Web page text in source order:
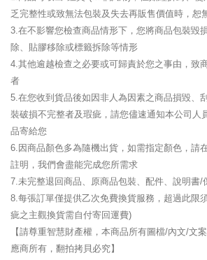
乏完整性或致無法包裝及失去再販售價值時，恕
3.在不影響您檢查商品情形下，您將商品包裝毀
除、貼膠移除或標籤拆除等情形
4.其他逾越檢查之必要或可歸責於您之事由，致
者
5.在您收到貨品後如因非人為因素之商品損毀、
裝破損不完整者及瑕疵，請您儘速通知本公司人
品寄給您
6.因商品顏色多為隨機出貨，如需指定顏色，請
註明，我們會盡能完成您所需求
7.未完整退回商品、原商品包裝、配件、說明書/
8.每張訂單僅提供乙次免費換貨服務，超過此限
疵之主觀換貨需自付寄回運費)
【請尊重智慧財產權，本商品所有圖檔/內文/文
應商所有，翻拍拷貝必究】